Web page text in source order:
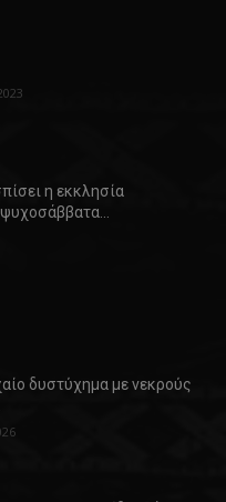
η εκκλησία
δυστύχημα με νεκρούς